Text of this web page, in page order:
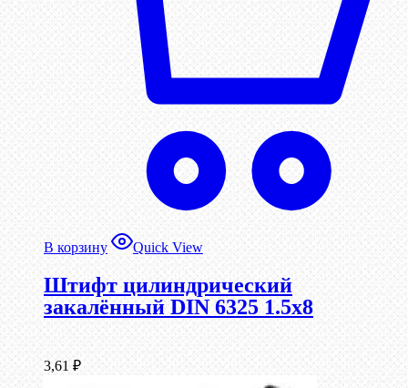
В корзину Quick View
Штифт цилиндрический
закалённый DIN 6325 1.5х8
3,61 ₽